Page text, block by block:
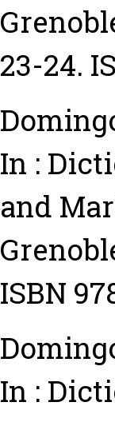
23-24.
In :
and
ISBN
In :